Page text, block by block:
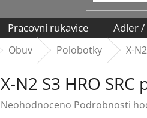
Pracovní rukavice Adler
Obuv Polobotky X-
X-N2 S3 HRO
Průměrné
Neohodnoceno Podrobnosti